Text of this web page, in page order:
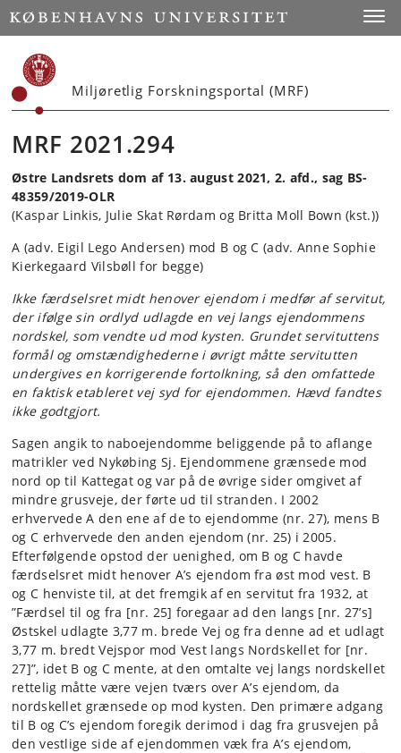
Start
Miljøretlig Forskningsportal (MRF)
MRF 2021.294
Østre Landsrets dom af 13. august 2021, 2. afd., sag BS-
48359/2019-OLR
(Kaspar Linkis, Julie Skat Rørdam og Britta Moll Bown (kst.))
A (adv. Eigil Lego Andersen) mod B og C (adv. Anne Sophie
Kierkegaard Vilsbøll for begge)
Ikke færdselsret midt henover ejendom i medfør af servitut,
der ifølge sin ordlyd udlagde en vej langs ejendommens
nordskel, som vendte ud mod kysten. Grundet servituttens
formål og omstændighederne i øvrigt måtte servitutten
undergives en korrigerende fortolkning, så den omfattede
en faktisk etableret vej syd for ejendommen. Hævd fandtes
ikke godtgjort.
Sagen angik to naboejendomme beliggende på to aflange
matrikler ved Nykøbing Sj. Ejendommene grænsede mod
nord op til Kattegat og var på de øvrige sider omgivet af
mindre grusveje, der førte ud til stranden. I 2002
erhvervede A den ene af de to ejendomme (nr. 27), mens B
og C erhvervede den anden ejendom (nr. 25) i 2005.
Efterfølgende opstod der uenighed, om B og C havde
færdselsret midt henover A’s ejendom fra øst mod vest. B
og C henviste til, at det fremgik af en servitut fra 1932, at
”Færdsel til og fra [nr. 25] foregaar ad den langs [nr. 27’s]
Østskel udlagte 3,77 m. brede Vej og fra denne ad et udlagt
3,77 m. bredt Vejspor mod Vest langs Nordskellet for [nr.
27]”, idet B og C mente, at den omtalte vej langs nordskellet
rettelig måtte være vejen tværs over A’s ejendom, da
nordskellet grænsede op mod kysten. Den primære adgang
til B og C’s ejendom foregik derimod i dag fra grusvejen på
den vestlige side af ejendommen væk fra A’s ejendom,